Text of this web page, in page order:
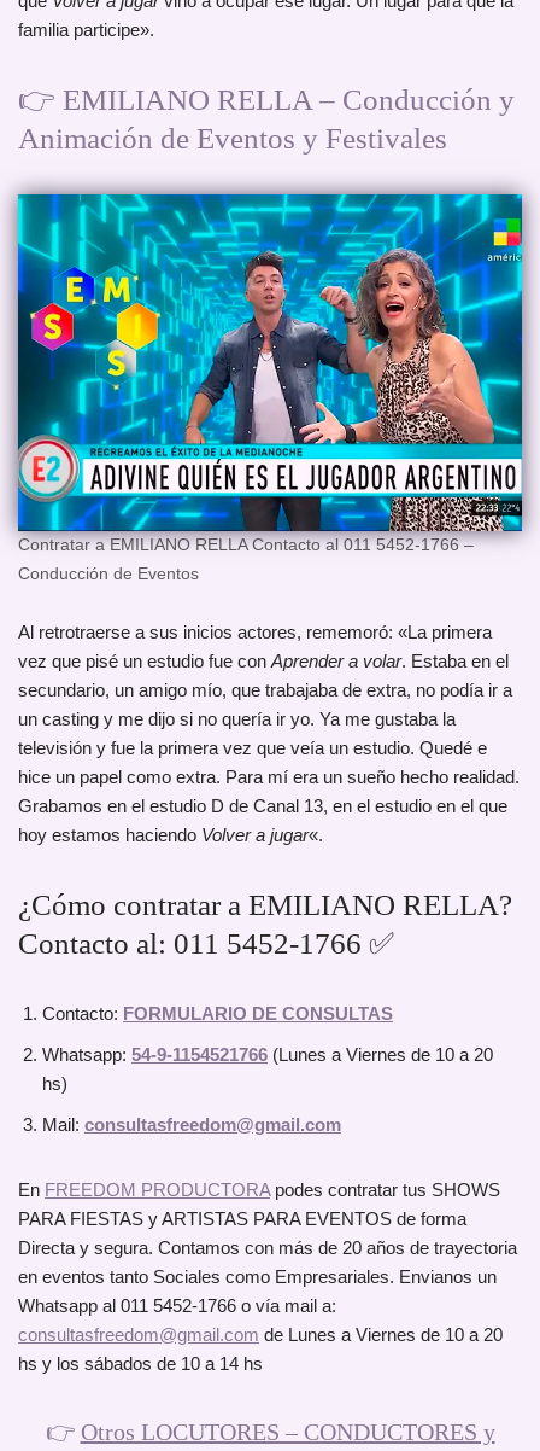
familia participe».
👉 EMILIANO RELLA – Conducción y
Animación de Eventos y Festivales
Contratar a EMILIANO RELLA Contacto al 011 5452-1766 –
Conducción de Eventos
Al retrotraerse a sus inicios actores, rememoró: «La primera
vez que pisé un estudio fue con Aprender a volar. Estaba en el
secundario, un amigo mío, que trabajaba de extra, no podía ir a
un casting y me dijo si no quería ir yo. Ya me gustaba la
televisión y fue la primera vez que veía un estudio. Quedé e
hice un papel como extra. Para mí era un sueño hecho realidad.
Grabamos en el estudio D de Canal 13, en el estudio en el que
hoy estamos haciendo Volver a jugar«.
¿Cómo contratar a EMILIANO RELLA?
Contacto al: 011 5452-1766 ✅
Contacto: FORMULARIO DE CONSULTAS
Whatsapp: 54-9-1154521766 (Lunes a Viernes de 10 a 20
hs)
Mail: consultasfreedom@gmail.com
En FREEDOM PRODUCTORApodes contratar tus SHOWS
PARA FIESTAS y ARTISTAS PARA EVENTOS de forma
Directa y segura. Contamos con más de 20 años de trayectoria
en eventos tanto Sociales como Empresariales. Envianos un
Whatsapp al 011 5452-1766 o vía mail a:
consultasfreedom@gmail.com de Lunes a Viernes de 10 a 20
hs y los sábados de 10 a 14 hs
👉 Otros LOCUTORES – CONDUCTORES y